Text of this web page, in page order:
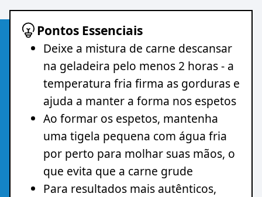
Pontos Essenciais
Deixe a mistura de carne descansar
na geladeira pelo menos 2 horas - a
temperatura fria firma as gorduras e
ajuda a manter a forma nos espetos
Ao formar os espetos, mantenha
uma tigela pequena com água fria
por perto para molhar suas mãos, o
que evita que a carne grude
Para resultados mais autênticos,